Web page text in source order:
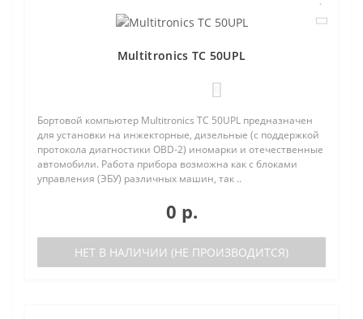
Multitronics TC 50UPL
Бортовой компьютер Multitronics TC 50UPL предназначен
для установки на инжекторные, дизельные (с поддержкой
протокола диагностики OBD-2) иномарки и отечественные
автомобили. Работа прибора возможна как с блоками
управления (ЭБУ) различных машин, так ..
0 р.
НЕТ В НАЛИЧИИ (НЕ ПРОИЗВОДИТСЯ)